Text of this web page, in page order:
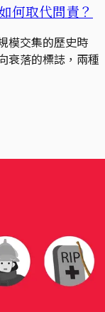
何取代問責？
模交集的歷史時
衰落的標誌，兩種